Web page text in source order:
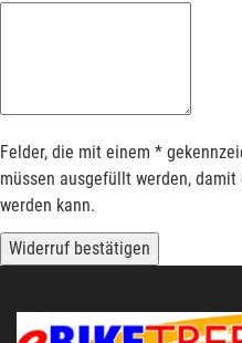
Felder, die mit einem *
müssen ausgefüllt werden,
werden kann.
Widerruf bestätigen